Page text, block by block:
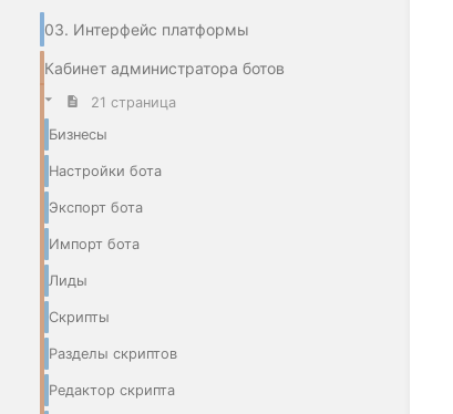
03. Интерфейс платформы
Кабинет администратора ботов
21 страница
Бизнесы
Настройки бота
Экспорт бота
Импорт бота
Лиды
Скрипты
Разделы скриптов
Редактор скрипта